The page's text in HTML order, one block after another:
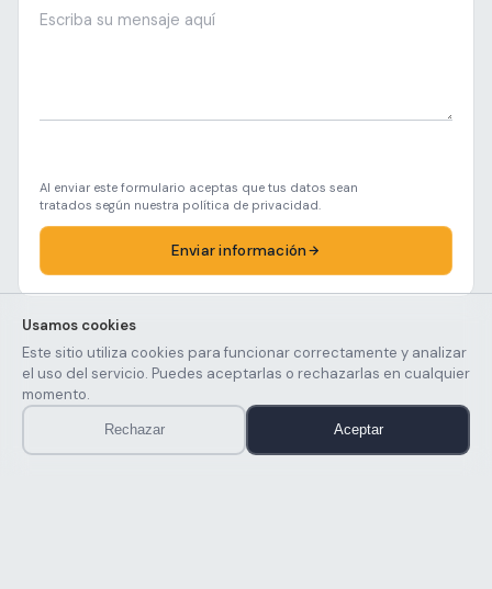
Al enviar este formulario aceptas que tus datos sean
tratados según nuestra política de privacidad.
Enviar información
Usamos cookies
Este sitio utiliza cookies para funcionar correctamente y analizar
el uso del servicio. Puedes aceptarlas o rechazarlas en cualquier
momento.
Rechazar Aceptar